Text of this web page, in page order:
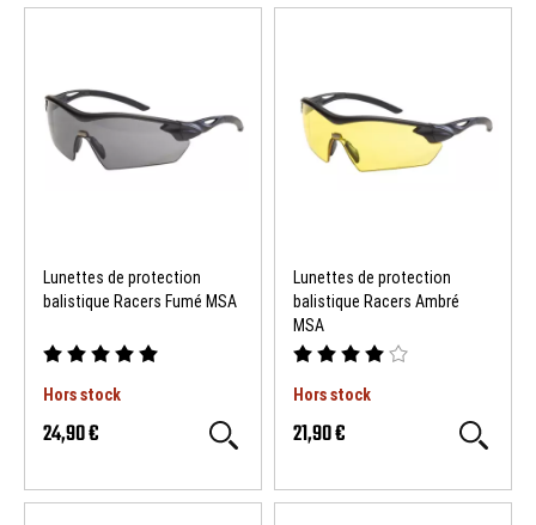
Lunettes de protection
balistique Racers Fumé MSA
Hors stock
24,90 €
Lunettes de protection
balistique Racers Ambré
MSA
Hors stock
21,90 €